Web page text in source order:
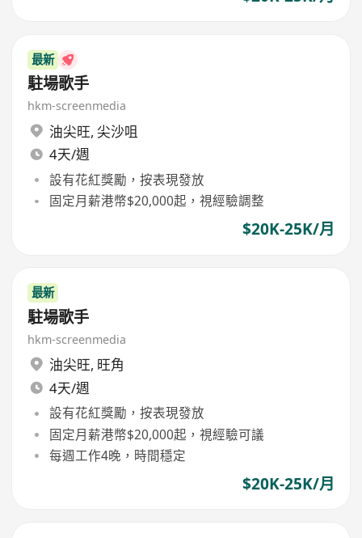
最新
駐場歌手
hkm-screenmedia
油尖旺, 尖沙咀
4天/週
設有花紅獎勵，按表現發放
固定月薪港幣$20,000起，視經驗調整
$20K-25K/月
最新
駐場歌手
hkm-screenmedia
油尖旺, 旺角
4天/週
設有花紅獎勵，按表現發放
固定月薪港幣$20,000起，視經驗可議
每週工作4晚，時間穩定
$20K-25K/月